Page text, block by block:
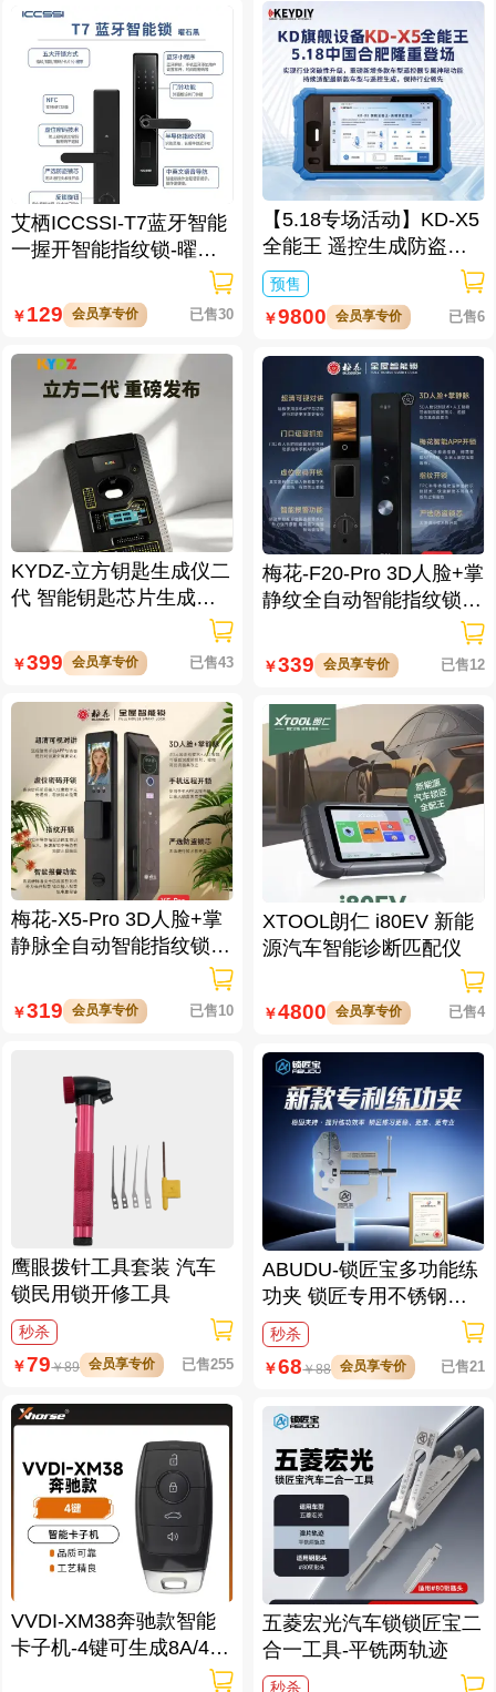
艾栖ICCSSI-T7蓝牙智能
一握开智能指纹锁-曜石
黑 多方式开锁 蓝牙智能
管理
￥129 会员享专价 已售30
KYDZ-立方钥匙生成仪二
代 智能钥匙芯片生成与
数据处理仪/立方钥匙生
成仪二代
￥399 会员享专价 已售43
梅花-X5-Pro 3D人脸+掌
静脉全自动智能指纹锁
大屏可视对讲 虚位密码
防窥视
￥319 会员享专价 已售10
鹰眼拨针工具套装 汽车
锁民用锁开修工具
秒杀
￥79￥89 会员享专价 已售255
VVDI-XM38奔驰款智能
卡子机-4键可生成8A/4D/
46/47/49/4A/MQB48/MQ
【5.18专场活动】KD-X5
全能王 遥控生成防盗匹
配仪
预售
￥9800 会员享专价 已售6
梅花-F20-Pro 3D人脸+掌
静纹全自动智能指纹锁
逗留抓拍 高清可视对讲
￥339 会员享专价 已售12
XTOOL朗仁 i80EV 新能
源汽车智能诊断匹配仪
￥4800 会员享专价 已售4
ABUDU-锁匠宝多功能练
功夹 锁匠专用不锈钢练
功夹 锁具架子
秒杀
￥68￥88 会员享专价 已售21
五菱宏光汽车锁锁匠宝二
合一工具-平铣两轨迹
秒杀